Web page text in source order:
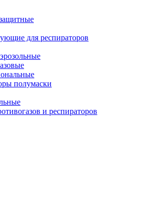
для респираторов
полумаски
и респираторов